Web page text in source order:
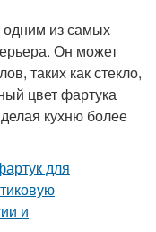
одним из самых
Он может
таких как стекло,
цвет фартука
кухню более